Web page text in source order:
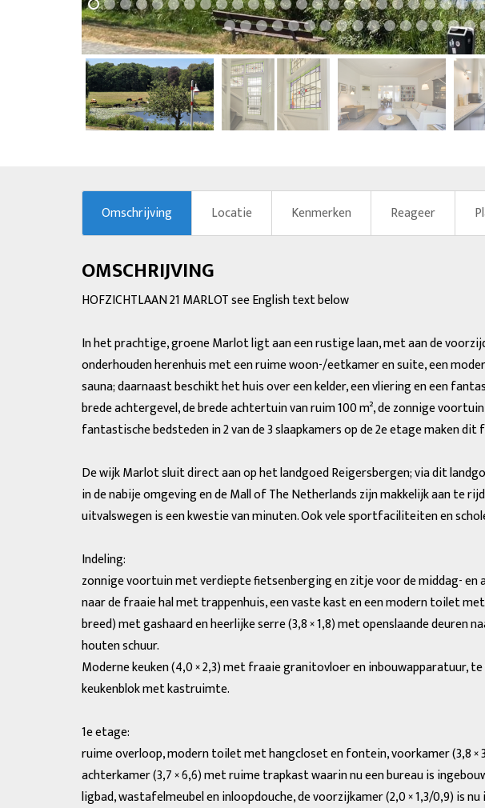
vorige
Omschrijving Locatie Kenmerken Reageer
OMSCHRIJVING
HOFZICHTLAAN 21 MARLOT see English text below
In het prachtige, groene Marlot ligt aan een rustige laan, met aan de
onderhouden herenhuis met een ruime woon-/eetkamer en suite, een
sauna; daarnaast beschikt het huis over een kelder, een vliering en een
brede achtergevel, de brede achtertuin van ruim 100 m², de zonnige
fantastische bedsteden in 2 van de 3 slaapkamers op de 2e etage maken
De wijk Marlot sluit direct aan op het landgoed Reigersbergen; via dit
in de nabije omgeving en de Mall of The Netherlands zijn makkelijk aan te
uitvalswegen is een kwestie van minuten. Ook vele sportfaciliteiten en
Indeling:
zonnige voortuin met verdiepte fietsenberging en zitje voor de middag-
naar de fraaie hal met trappenhuis, een vaste kast en een modern toilet
breed) met gashaard en heerlijke serre (3,8 × 1,8) met openslaande deuren
houten schuur.
Moderne keuken (4,0 × 2,3) met fraaie granitovloer en inbouwapparatuur,
keukenblok met kastruimte.
1e etage:
ruime overloop, modern toilet met hangcloset en fontein, voorkamer (3,8
achterkamer (3,7 × 6,6) met ruime trapkast waarin nu een bureau is
ligbad, wastafelmeubel en inloopdouche, de voorzijkamer (2,0 × 1,3/0,9) is